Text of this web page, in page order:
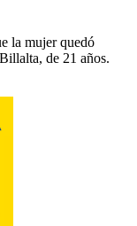
la mujer quedó
de 21 años.